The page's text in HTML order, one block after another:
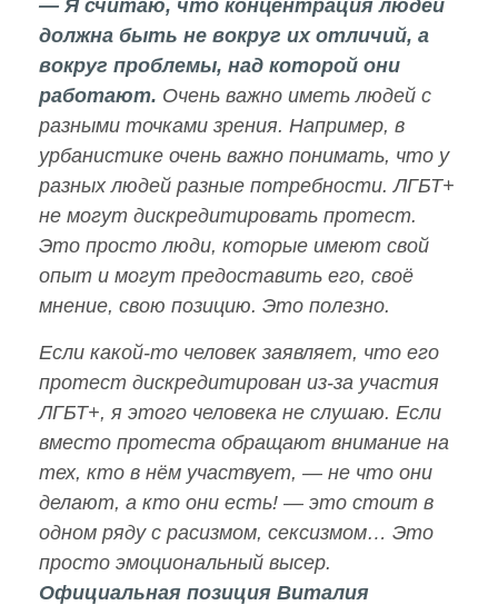
— Я считаю, что концентрация людей
должна быть не вокруг их отличий, а
вокруг проблемы, над которой они
работают. Очень важно иметь людей с
разными точками зрения. Например, в
урбанистике очень важно понимать, что у
разных людей разные потребности. ЛГБТ+
не могут дискредитировать протест.
Это просто люди, которые имеют свой
опыт и могут предоставить его, своё
мнение, свою позицию. Это полезно.
Если какой-то человек заявляет, что его
протест дискредитирован из-за участия
ЛГБТ+, я этого человека не слушаю. Если
вместо протеста обращают внимание на
тех, кто в нём участвует, — не что они
делают, а кто они есть! — это стоит в
одном ряду с расизмом, сексизмом… Это
просто эмоциональный высер.
Официальная позиция Виталия